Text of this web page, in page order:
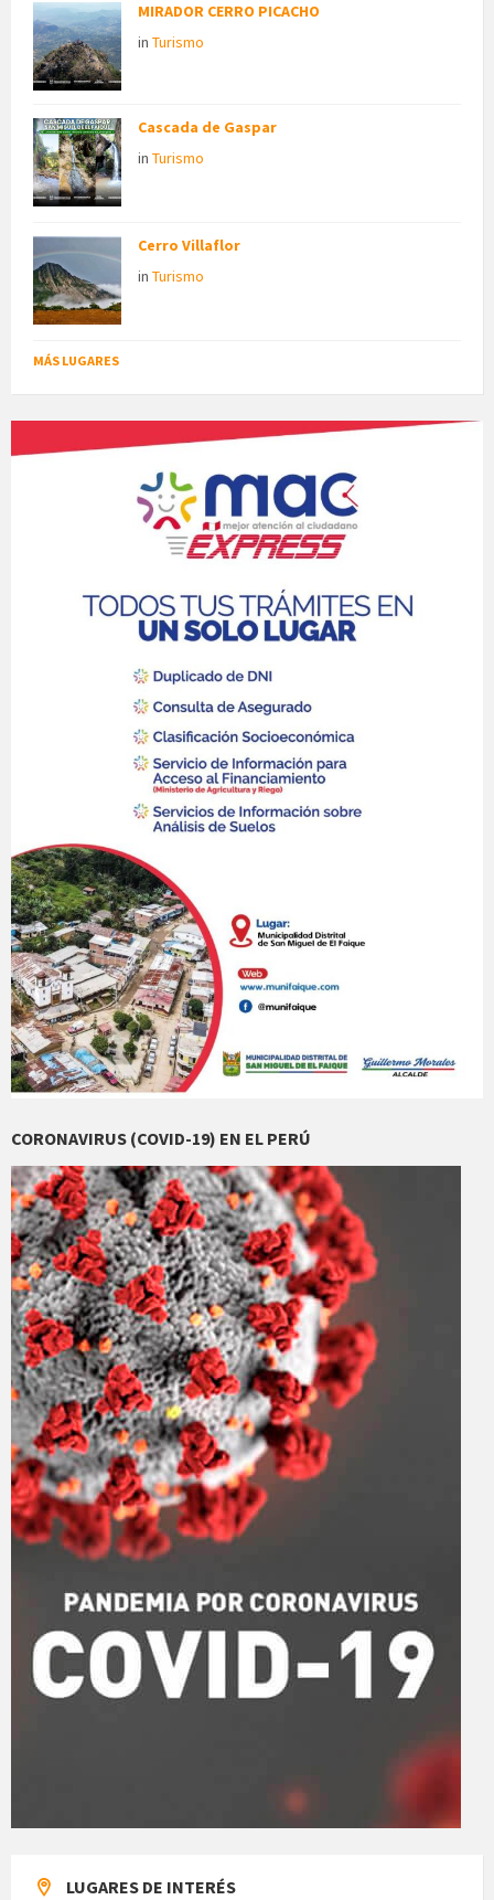
MIRADOR CERRO PICACHO
in Turismo
Cascada de Gaspar
in Turismo
Cerro Villaflor
in Turismo
MÁS LUGARES
CORONAVIRUS (COVID-19) EN EL PERÚ
LUGARES DE INTERÉS